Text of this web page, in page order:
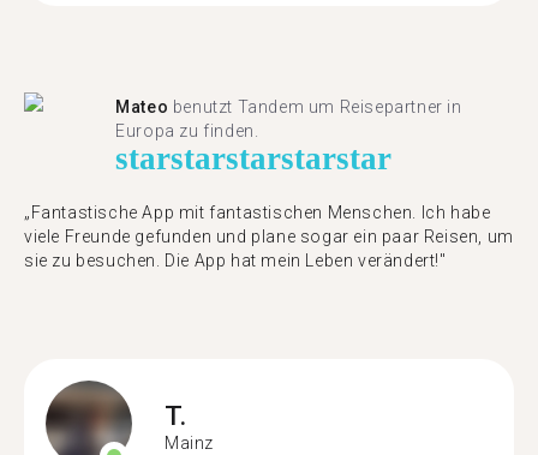
Mateo benutzt Tandem um Reisepartner in
Europa zu finden.
starstarstarstarstar
„Fantastische App mit fantastischen Menschen. Ich habe
viele Freunde gefunden und plane sogar ein paar Reisen, um
sie zu besuchen. Die App hat mein Leben verändert!"
T.
Mainz